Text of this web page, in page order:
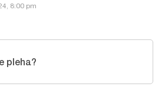
8:00 pm
pleha?